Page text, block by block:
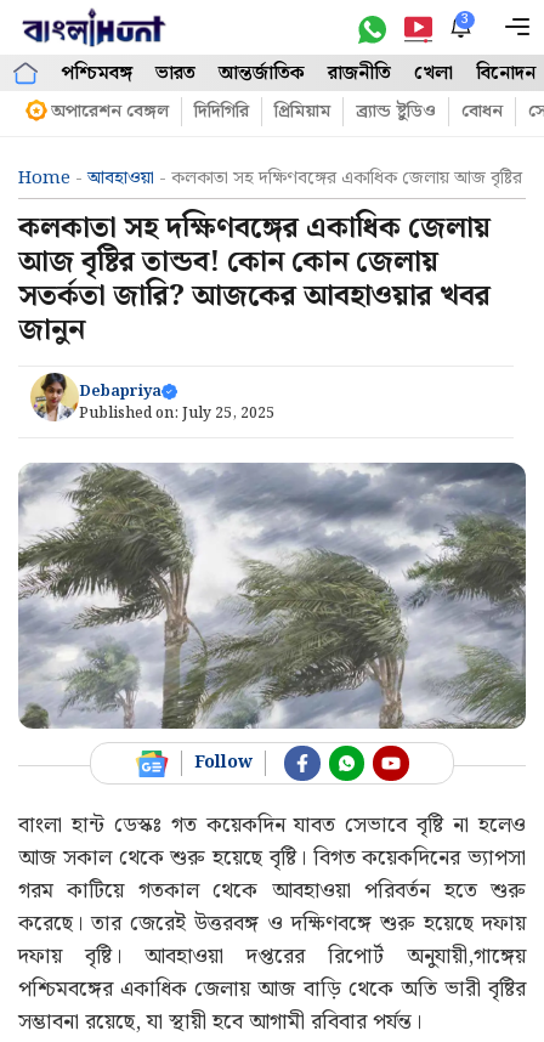
Skip
content
3
পশ্চিমবঙ্গ ভারত আন্তর্জাতিক রাজনীতি খেলা বিনোদন
অপারেশন বেঙ্গল দিদিগিরি প্রিমিয়াম ব্র্যান্ড ষ্টুডিও বোধন
Home -আবহাওয়া - কলকাতা সহ দক্ষিণবঙ্গের একাধিক জেলায় আজ
কলকাতা সহ দক্ষিণবঙ্গের একাধিক জেলায়
আজ বৃষ্টির তান্ডব! কোন কোন জেলায়
সতর্কতা জারি? আজকের আবহাওয়ার খবর
জানুন
Debapriya
Published on: July 25, 2025
Follow
বাংলা হান্ট ডেস্কঃ গত কয়েকদিন যাবত সেভাবে বৃষ্টি না হলেও
আজ সকাল থেকে শুরু হয়েছে বৃষ্টি। বিগত কয়েকদিনের ভ্যাপসা
গরম কাটিয়ে গতকাল থেকে আবহাওয়া পরিবর্তন হতে শুরু
করেছে। তার জেরেই উত্তরবঙ্গ ও দক্ষিণবঙ্গে শুরু হয়েছে দফায়
দফায় বৃষ্টি। আবহাওয়া দপ্তরের রিপোর্ট অনুযায়ী,গাঙ্গেয়
পশ্চিমবঙ্গের একাধিক জেলায় আজ বাড়ি থেকে অতি ভারী বৃষ্টির
সম্ভাবনা রয়েছে, যা স্থায়ী হবে আগামী রবিবার পর্যন্ত।